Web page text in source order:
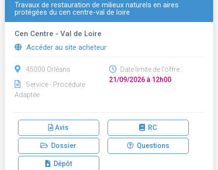
Travaux de restauration de milieux naturels en aires
protégées du cen centre-val de loire
Cen Centre - Val de Loire
Accéder au site acheteur
45000 Orléans
Service - Procédure
Adaptée
Date limite de l'offre :
21/09/2026 à 12h00
Avis RC
Dossier Questions
Dépôt